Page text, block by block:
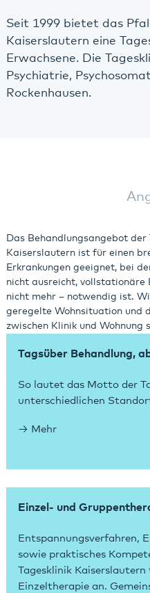
Seit 1999 bietet das
Kaiserslautern eine
Erwachsene. Die
Psychiatrie,
Rockenhausen.
Das Behandlungsangebot
Kaiserslautern ist für einen
Erkrankungen geeignet, bei
nicht ausreicht, vollstationäre
nicht mehr – notwendig ist.
geregelte Wohnsituation und
zwischen Klinik und
Tagsüber Behandlung,
So lautet das Motto der
unterschiedlichen
Mehr
Einzel- und
Entspannungsverfahren,
sowie praktisches
Tagesklinik
Einzeltherapie an.